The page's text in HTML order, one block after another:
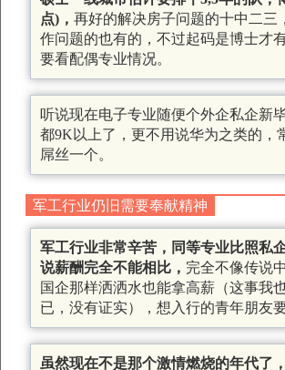
点)， 再好的解决房子问题的十中二三
作问题的也有的，不过起码是博士才
要看配偶专业情况。
听说现在电子专业随便个外企私企新
都9K以上了，更不用说华为之类的，
屌丝一个。
军工行业仍旧需要奉献精神
军工行业非常辛苦，同等专业比照私
说薪酬完全不能相比， 完全不像传说
国企那样洒洒水也能拿高薪（这事我
已，没有证实），想入行的青年朋友
虽然现在不是那个激情燃烧的年代了